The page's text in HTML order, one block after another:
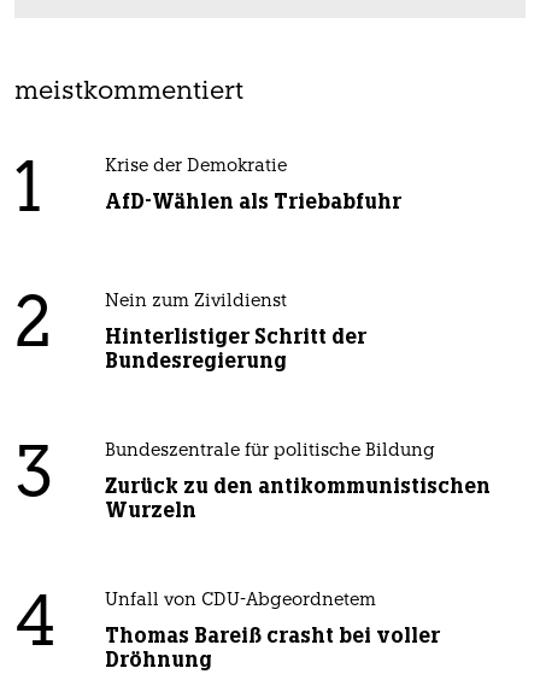
meistkommentiert
1 Krise der Demokratie
AfD-Wählen als Triebabfuhr
2 Nein zum Zivildienst
Hinterlistiger Schritt der
Bundesregierung
3 Bundeszentrale für politische Bildung
Zurück zu den antikommunistischen
Wurzeln
4 Unfall von CDU-Abgeordnetem
Thomas Bareiß crasht bei voller
Dröhnung